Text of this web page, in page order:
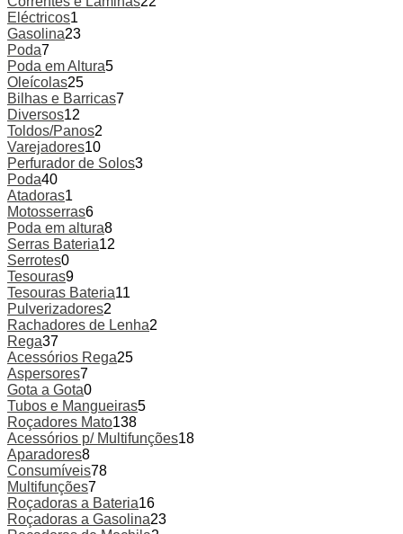
Eléctricos1
Gasolina23
Poda7
Poda em Altura5
Oleícolas25
Bilhas e Barricas7
Diversos12
Toldos/Panos2
Varejadores10
Perfurador de Solos3
Poda40
Atadoras1
Motosserras6
Poda em altura8
Serras Bateria12
Serrotes0
Tesouras9
Tesouras Bateria11
Pulverizadores2
Rachadores de Lenha2
Rega37
Acessórios Rega25
Aspersores7
Gota a Gota0
Tubos e Mangueiras5
Roçadores Mato138
Acessórios p/ Multifunções18
Aparadores8
Consumíveis78
Multifunções7
Roçadoras a Bateria16
Roçadoras a Gasolina23